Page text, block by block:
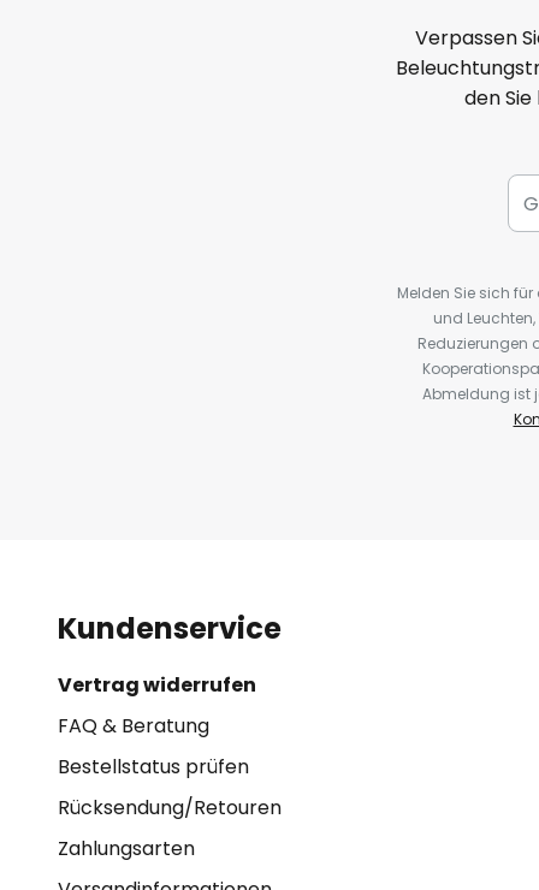
Verpassen
den
Melden Sie sich
und
Reduzierungen
Abmeldung ist
Kundenservice
Vertrag widerrufen
FAQ & Beratung
Bestellstatus prüfen
Rücksendung/Retouren
Zahlungsarten